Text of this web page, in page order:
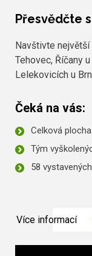
Přesvědčte
Navštivte
Tehovec, Říčany
Lelekovicích u
Čeká na vás:
Celková
Tým
58
Více informací